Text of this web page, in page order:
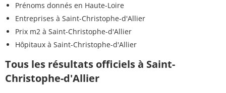
Prénoms donnés en Haute-Loire
Entreprises à Saint-Christophe-d'Allier
Prix m2 à Saint-Christophe-d'Allier
Hôpitaux à Saint-Christophe-d'Allier
Tous les résultats officiels à Saint-
Christophe-d'Allier